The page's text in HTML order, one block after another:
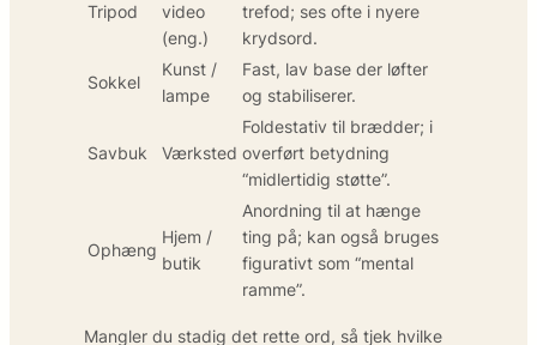
Tripod
video
(eng.)
trefod; ses ofte i nyere
krydsord.
Sokkel
Kunst /
lampe
Fast, lav base der løfter
og stabiliserer.
Savbuk Værksted
Foldestativ til brædder; i
overført betydning
“midlertidig støtte”.
Ophæng
Hjem /
butik
Anordning til at hænge
ting på; kan også bruges
figurativt som “mental
ramme”.
Mangler du stadig det rette ord, så tjek hvilke